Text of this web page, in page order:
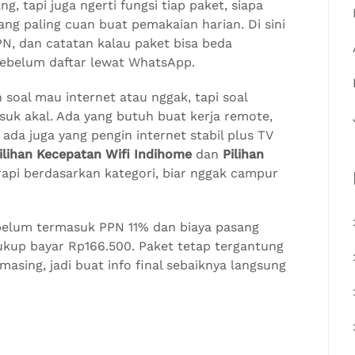
tapi juga ngerti fungsi tiap paket, siapa
paling cuan buat pemakaian harian. Di sini
dan catatan kalau paket bisa beda
daftar lewat WhatsApp.
mau internet atau nggak, tapi soal
akal. Ada yang butuh buat kerja remote,
juga yang pengin internet stabil plus TV
Kecepatan Wifi Indihome dan Pilihan
berdasarkan kategori, biar nggak campur
termasuk PPN 11% dan biaya pasang
bayar Rp166.500. Paket tetap tergantung
jadi buat info final sebaiknya langsung